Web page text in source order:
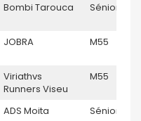
Bombi Tarouca Sénior M
JOBRA M55
Viriathvs
Runners Viseu
M55
ADS Moita Sénior M